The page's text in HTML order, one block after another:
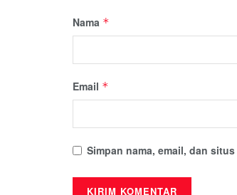
Nama *
Email *
Simpan nama, email, dan